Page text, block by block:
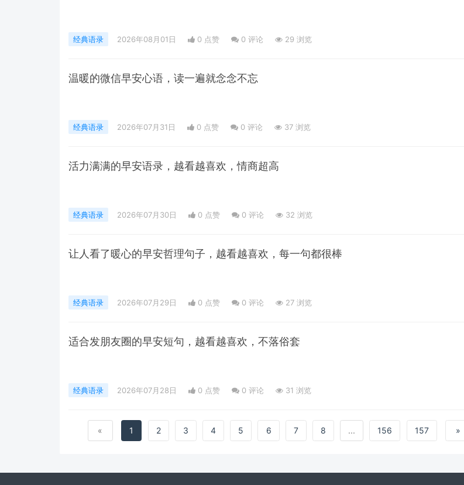
经典语录 2026年08月01日 0 点赞 0 评论 29 浏览
温暖的微信早安心语，读一遍就念念不忘
经典语录 2026年07月31日 0 点赞 0 评论 37 浏览
活力满满的早安语录，越看越喜欢，情商超高
经典语录 2026年07月30日 0 点赞 0 评论 32 浏览
让人看了暖心的早安哲理句子，越看越喜欢，每一句都很棒
经典语录 2026年07月29日 0 点赞 0 评论 27 浏览
适合发朋友圈的早安短句，越看越喜欢，不落俗套
经典语录 2026年07月28日 0 点赞 0 评论 31 浏览
« 1 2 3 4 5 6 7 8 ... 156 157 »